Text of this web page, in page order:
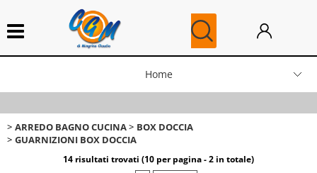
Home
ARREDO BAGNO CUCINA
BOX DOCCIA
GUARNIZIONI BOX DOCCIA
14 risultati trovati (10 per pagina - 2 in totale)